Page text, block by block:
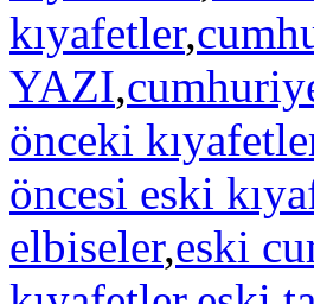
kıyafetler,
YAZI,
önceki
öncesi eski
elbiseler,eski